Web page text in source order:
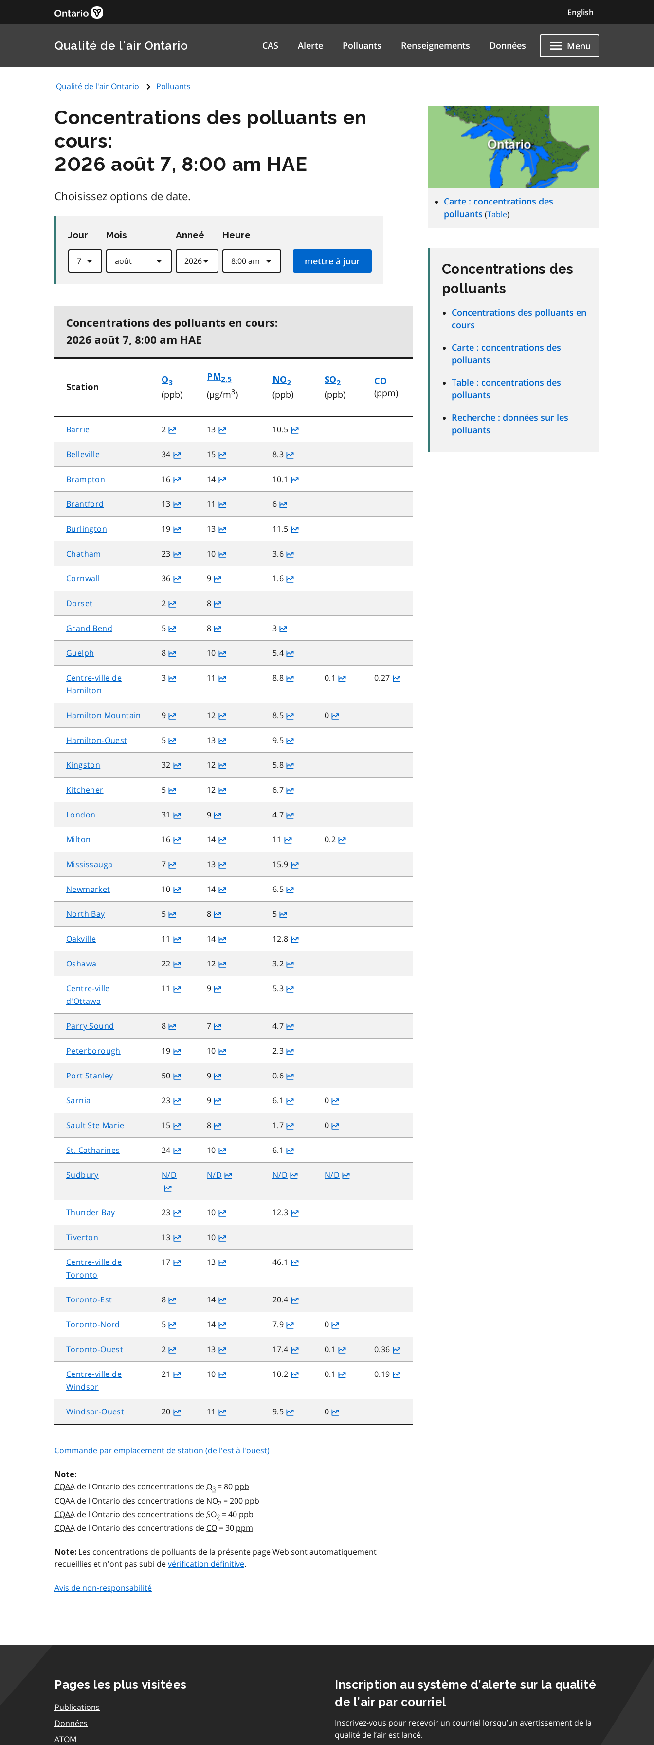
English
Qualité de l'air Ontario CAS Alerte Polluants Renseignements Données Menu
Qualité de l'air Ontario Polluants
Concentrations des polluants en
cours:
2026 août 7, 8:00 am HAE
Choisissez options de date.
Jour Mois Anneé Heure
Concentrations des polluants en cours:
2026 août 7, 8:00 am HAE
Station
O3
(ppb)
PM2.5
(µg/m3)
NO2
(ppb)
SO2
(ppb)
CO
(ppm)
Barrie 2 13 10.5
Belleville 34 15 8.3
Brampton 16 14 10.1
Brantford 13 11 6
Burlington 19 13 11.5
Chatham 23 10 3.6
Cornwall 36 9 1.6
Dorset 2 8
Grand Bend 5 8 3
Guelph 8 10 5.4
Centre-ville de
Hamilton
3 11 8.8 0.1 0.27
Hamilton Mountain 9 12 8.5 0
Hamilton-Ouest 5 13 9.5
Kingston 32 12 5.8
Kitchener 5 12 6.7
London 31 9 4.7
Milton 16 14 11 0.2
Mississauga 7 13 15.9
Newmarket 10 14 6.5
North Bay 5 8 5
Oakville 11 14 12.8
Oshawa 22 12 3.2
Centre-ville
d'Ottawa
11 9 5.3
Parry Sound 8 7 4.7
Peterborough 19 10 2.3
Port Stanley 50 9 0.6
Sarnia 23 9 6.1 0
Sault Ste Marie 15 8 1.7 0
St. Catharines 24 10 6.1
Sudbury N/D N/D N/D N/D
Thunder Bay 23 10 12.3
Tiverton 13 10
Centre-ville de
Toronto
17 13 46.1
Toronto-Est 8 14 20.4
Toronto-Nord 5 14 7.9 0
Toronto-Ouest 2 13 17.4 0.1 0.36
Centre-ville de
Windsor
21 10 10.2 0.1 0.19
Windsor-Ouest 20 11 9.5 0
Commande par emplacement de station (de l'est à l'ouest)
Note:
CQAA de l'Ontario des concentrations de O3 = 80 ppb
CQAA de l'Ontario des concentrations de NO2 = 200 ppb
CQAA de l'Ontario des concentrations deSO2 = 40 ppb
CQAA de l'Ontario des concentrations de CO = 30 ppm
Note: Les concentrations de polluants de la présente page Web sont automatiquement
recueillies et n'ont pas subi devérification définitive.
Avis de non-responsabilité
Carte : concentrations des
polluants (Table)
Concentrations des
polluants
Concentrations des polluants en
cours
Carte : concentrations des
polluants
Table : concentrations des
polluants
Recherche : données sur les
polluants
Pages les plus visitées
Publications
Données
ATOM
Inscription au système d’alerte sur la qualité
de l’air par courriel
Inscrivez-vous pour recevoir un courriel lorsqu’un avertissement de la
qualité de l’air est lancé.